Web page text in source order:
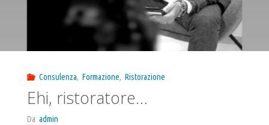
Consulenza, Formazione, Ristorazione
Ehi, ristoratore…
Da admin